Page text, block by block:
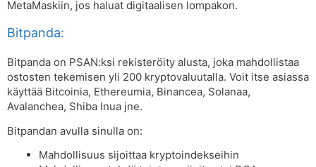
MetaMaskiin, jos haluat digitaalisen lompakon.
Bitpanda:
Bitpanda on PSAN:ksi rekisteröity alusta, joka mahdollistaa
ostosten tekemisen yli 200 kryptovaluutalla. Voit itse asiassa
käyttää Bitcoinia, Ethereumia, Binancea, Solanaa,
Avalanchea, Shiba Inua jne.
Bitpandan avulla sinulla on:
Mahdollisuus sijoittaa kryptoindekseihin